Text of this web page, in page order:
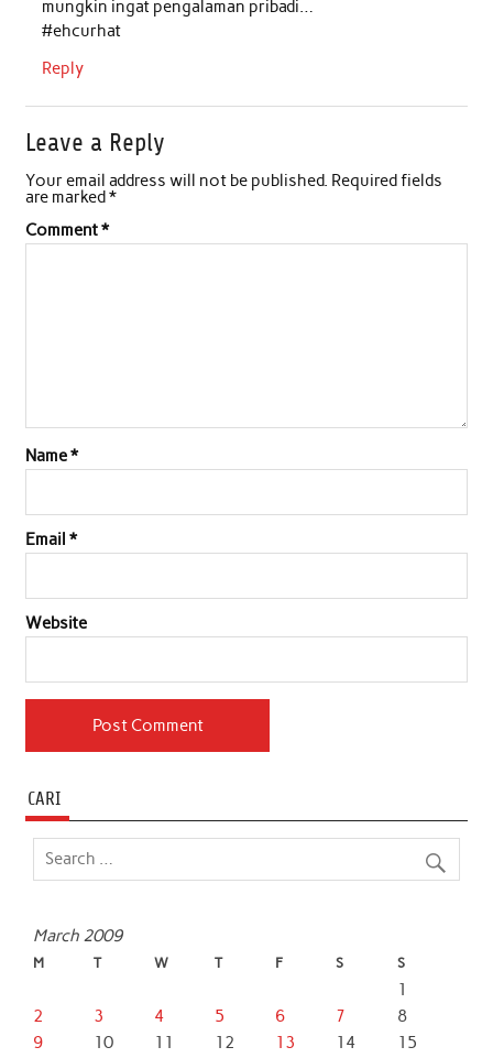
mungkin ingat pengalaman pribadi…
#ehcurhat
Reply
Leave a Reply
Your email address will not be published. Required fields
are marked*
Comment*
Name*
Email *
Website
CARI
March 2009
M T W T F S S
1
2
3 4 5 6 7
8
9
10 11 12 13 14
15